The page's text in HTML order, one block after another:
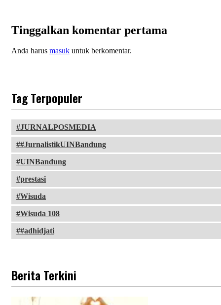
Tinggalkan komentar pertama
Anda harus masuk untuk berkomentar.
Tag Terpopuler
JURNALPOSMEDIA
#JurnalistikUINBandung
UINBandung
prestasi
Wisuda
Wisuda 108
#adhidjati
Berita Terkini